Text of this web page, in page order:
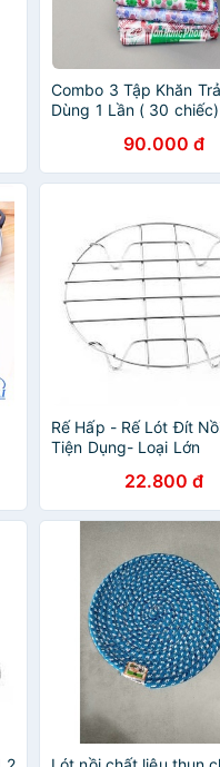
Combo 3 Tập Khăn
Dùng 1 Lần ( 30 chiếc)
90.000 đ
Rế Hấp - Rế Lót Đít
Tiện Dụng- Loại Lớn
22.800 đ